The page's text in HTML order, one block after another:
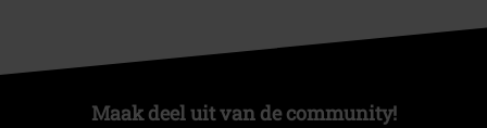
Maak deel uit van de community!